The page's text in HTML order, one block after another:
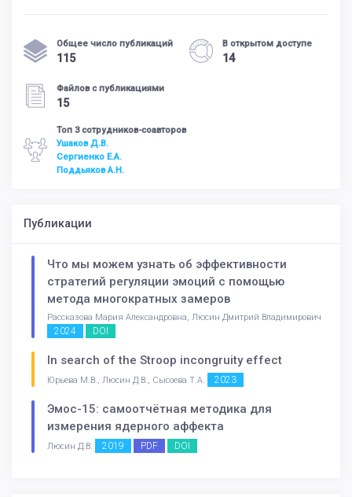
Общее число публикаций
115
В открытом доступе
14
Файлов с публикациями
15
Топ 3 сотрудников-соавторов
Ушаков Д.В.
Сергиенко Е.А.
Поддьяков А.Н.
Публикации
Что мы можем узнать об эффективности
стратегий регуляции эмоций с помощью
метода многократных замеров
Рассказова Мария Александровна, Люсин Дмитрий Владимирович
2024 DOI
In search of the Stroop incongruity effect
Юрьева М.В., Люсин Д.В., Сысоева Т.А. 2023
Эмос-15: самоотчётная методика для
измерения ядерного аффекта
Люсин Д.В. 2019 PDF DOI